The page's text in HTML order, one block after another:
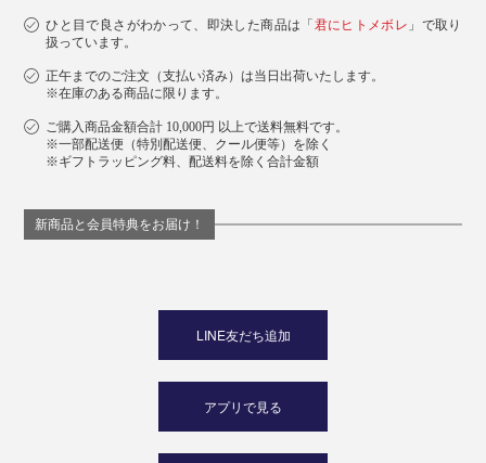
ひと目で良さがわかって、即決した商品は「 君にヒトメボレ 」で取り
扱っています。
正午までのご注文（支払い済み）は当日出荷いたします。
※在庫のある商品に限ります。
ご購入商品金額合計 10,000円 以上で送料無料です。
※一部配送便（特別配送便、クール便等）を除く
※ギフトラッピング料、配送料を除く合計金額
新商品と会員特典をお届け！
LINE友だち追加
アプリで見る